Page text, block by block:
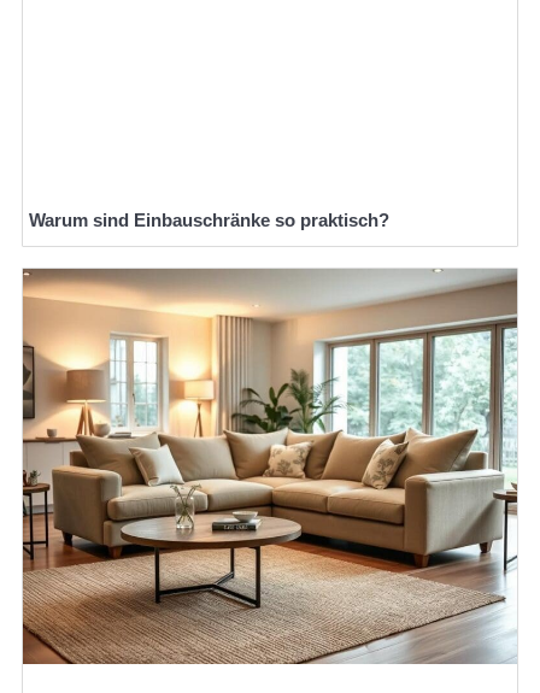
Warum sind Einbauschränke so praktisch?